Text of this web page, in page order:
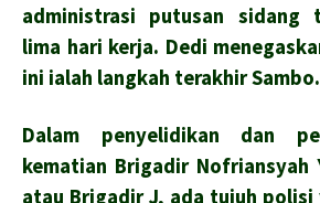
administrasi putusan sidang
lima hari kerja. Dedi
ini ialah langkah terakhir Sambo.
Dalam penyelidikan dan
kematian Brigadir Nofriansyah
atau Brigadir J, ada tujuh